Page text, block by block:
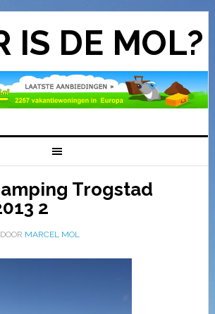
IS DE MOL?
Trogstad
2
MARCEL MOL